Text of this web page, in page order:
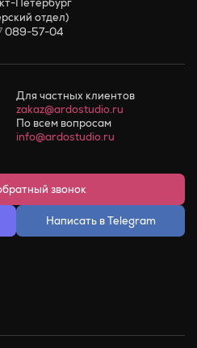
отдел)
089-57-04
Для частных клиентов
zakaz@ardostudio.ru
По всем вопросам
info@ardostudio.ru
звонок
Написать в Telegram